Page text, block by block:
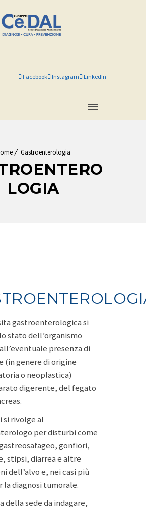
Facebook Instagram LinkedIn
Gastroenterologia
LOGIA
gastroenterologica si
stato dell’organismo
presenza di
(in genere di origine
o neoplastica)
digerente, del fegato
si rivolge al
per disturbi come
gonfiori,
stipsi, diarrea e altre
dell’alvo e, nei casi più
la diagnosi tumorale.
della sede da indagare,